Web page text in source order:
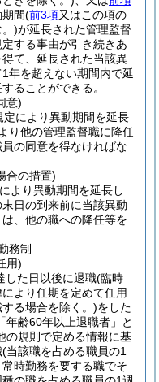
間(前3項又はこの項の
)が延長された管理監督
定する事由が引き続きあ
て、延長された当該異
年を超えない期間内で延
ることができる。
意)
定により異動期間を延長
り他の管理監督職に降任
の同意を得なければな
合の措置)
より異動期間を延長し
日の到来前に当該異動
、他の職への降任等を
務制
用)
した日以後に退職(臨時
より任期を定めて任用
る場合を除く。)をした
年齢60年以上退職者」と
の規則で定める情報に基
(当該職を占める職員の1
時勤務を要する職でそ